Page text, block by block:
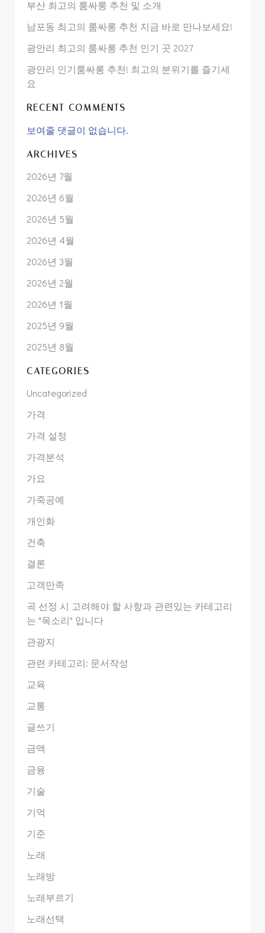
부산 최고의 룸싸롱 추천 및 소개
남포동 최고의 룸싸롱 추천 지금 바로 만나보세요!
광안리 최고의 룸싸롱 추천 인기 곳 2027
광안리 인기룸싸롱 추천! 최고의 분위기를 즐기세
요
RECENT COMMENTS
보여줄 댓글이 없습니다.
ARCHIVES
2026년 7월
2026년 6월
2026년 5월
2026년 4월
2026년 3월
2026년 2월
2026년 1월
2025년 9월
2025년 8월
CATEGORIES
Uncategorized
가격
가격 설정
가격분석
가요
가죽공예
개인화
건축
결론
고객만족
곡 선정 시 고려해야 할 사항과 관련있는 카테고리
는 "목소리" 입니다
관광지
관련 카테고리: 문서작성
교육
교통
글쓰기
금액
금융
기술
기억
기준
노래
노래방
노래부르기
노래선택